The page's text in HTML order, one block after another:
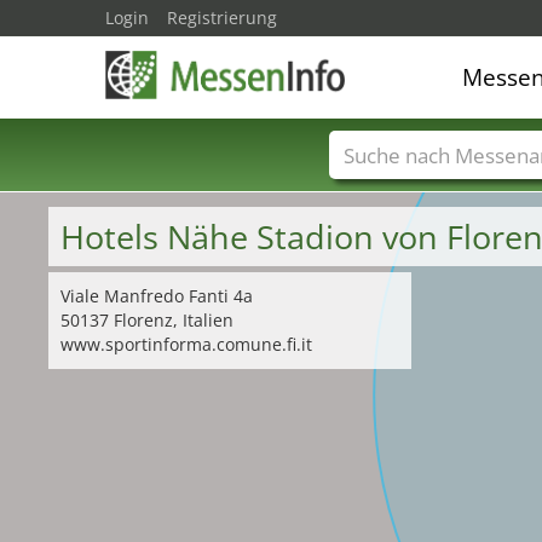
Hotels Nähe Stadion von
Viale Manfredo Fanti 4a
50137 Florenz, Italien
www.sportinforma.comune.fi.it
Login Registrierung
Messenamen